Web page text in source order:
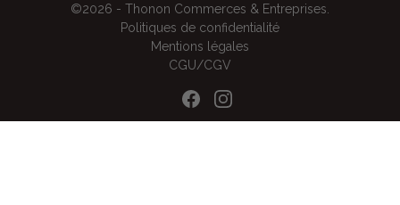
©2026 - Thonon Commerces & Entreprises.
Politiques de confidentialité
Mentions légales
CGU/CGV